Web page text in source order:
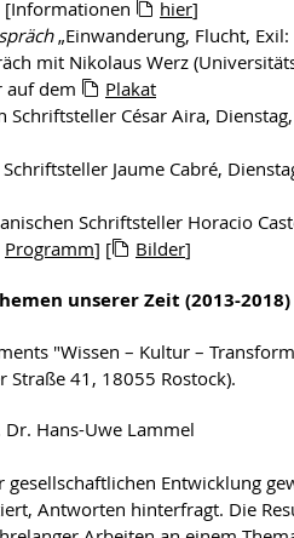
hier]
„Einwanderung, Flucht,
mit Nikolaus Werz
auf dem
Plakat
César Aira,
Jaume Cabré,
Schriftsteller Horacio
Programm] [ Bilder]
unserer Zeit (2013-2018)
"Wissen – Kultur –
41, 18055 Rostock).
Hans-Uwe Lammel
Entwicklung
Antworten hinterfragt. Die